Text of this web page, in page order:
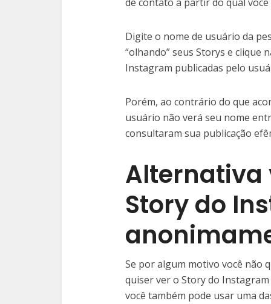
Digite o nome de usuário da
“olhando” seus Storys e clique
Instagram publicadas pelo
Porém, ao contrário do que
usuário não verá seu nome
consultaram sua publicação
Alternativa
Story do
Se por algum motivo você não
quiser ver o Story do
você também pode usar uma